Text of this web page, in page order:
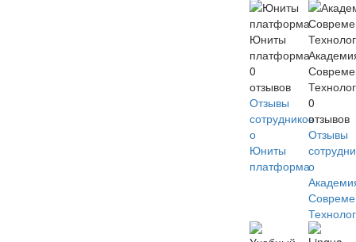
Юниты
платформа
0
отзывов
Отзывы
сотрудников
о
Юниты
платформа
0
отзывов
Отзывы
о